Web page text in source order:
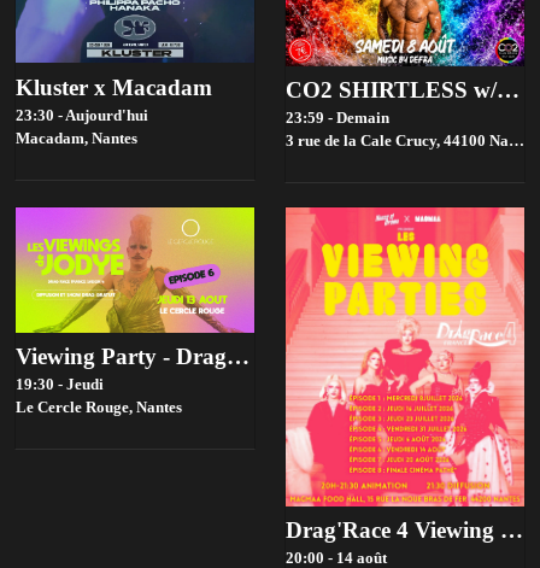
Kluster x Macadam
23:30 - Aujourd'hui
Macadam, Nantes
CO2 SHIRTLESS w/Defra
23:59 - Demain
3 rue de la Cale Crucy, 44100 Nantes, France,
Viewing Party - Drag race france Saison 4 - Episode 6
19:30 - Jeudi
Le Cercle Rouge, Nantes
Drag'Race 4 Viewing parties par House of drama 👑✨
20:00 - 14 août